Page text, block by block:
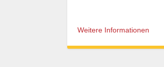
Weitere Informationen